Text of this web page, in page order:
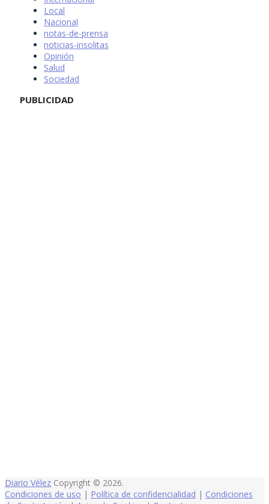
Local
Nacional
notas-de-prensa
noticias-insolitas
Opinión
Salud
Sociedad
PUBLICIDAD
Diario Vélez Copyright © 2026.
Condiciones de uso | Política de confidencialidad | Condiciones